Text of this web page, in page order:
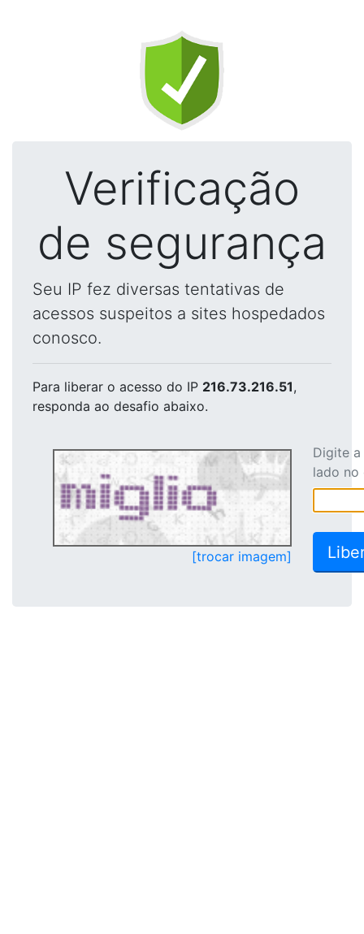
Verificação
de segurança
Seu IP fez diversas tentativas de
acessos suspeitos a sites hospedados
conosco.
Para liberar o acesso do IP 216.73.216.51,
responda ao desafio abaixo.
[trocar imagem]
Digite
lado no